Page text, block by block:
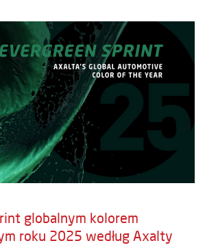
globalnym kolorem
roku 2025 według Axalty